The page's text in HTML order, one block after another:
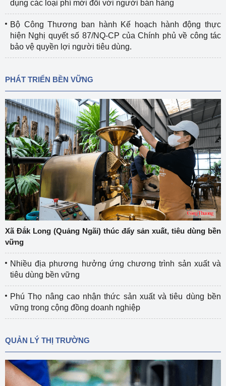
dụng các loại phí mới đối với người bán hàng
Bộ Công Thương ban hành Kế hoạch hành động thực
hiện Nghị quyết số 87/NQ-CP của Chính phủ về công tác
bảo vệ quyền lợi người tiêu dùng.
PHÁT TRIỂN BỀN VỮNG
Xã Đắk Long (Quảng Ngãi) thúc đẩy sản xuất, tiêu dùng bền
vững
Nhiều địa phương hưởng ứng chương trình sản xuất và
tiêu dùng bền vững
Phú Thọ nâng cao nhận thức sản xuất và tiêu dùng bền
vững trong cộng đồng doanh nghiệp
QUẢN LÝ THỊ TRƯỜNG